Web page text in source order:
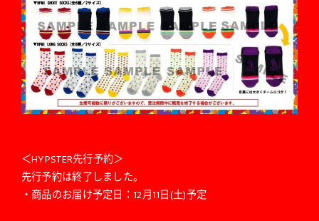
＜HYPSTER先行予約＞
先行予約は終了しました。
・商品のお届け予定日：12月11日(土)予定